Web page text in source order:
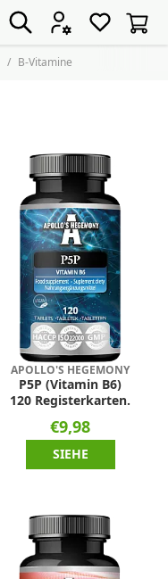
B-Vitamine
APOLLO'S HEGEMONY
P5P (Vitamin B6)
120 Registerkarten.
€9,98
SIEHE